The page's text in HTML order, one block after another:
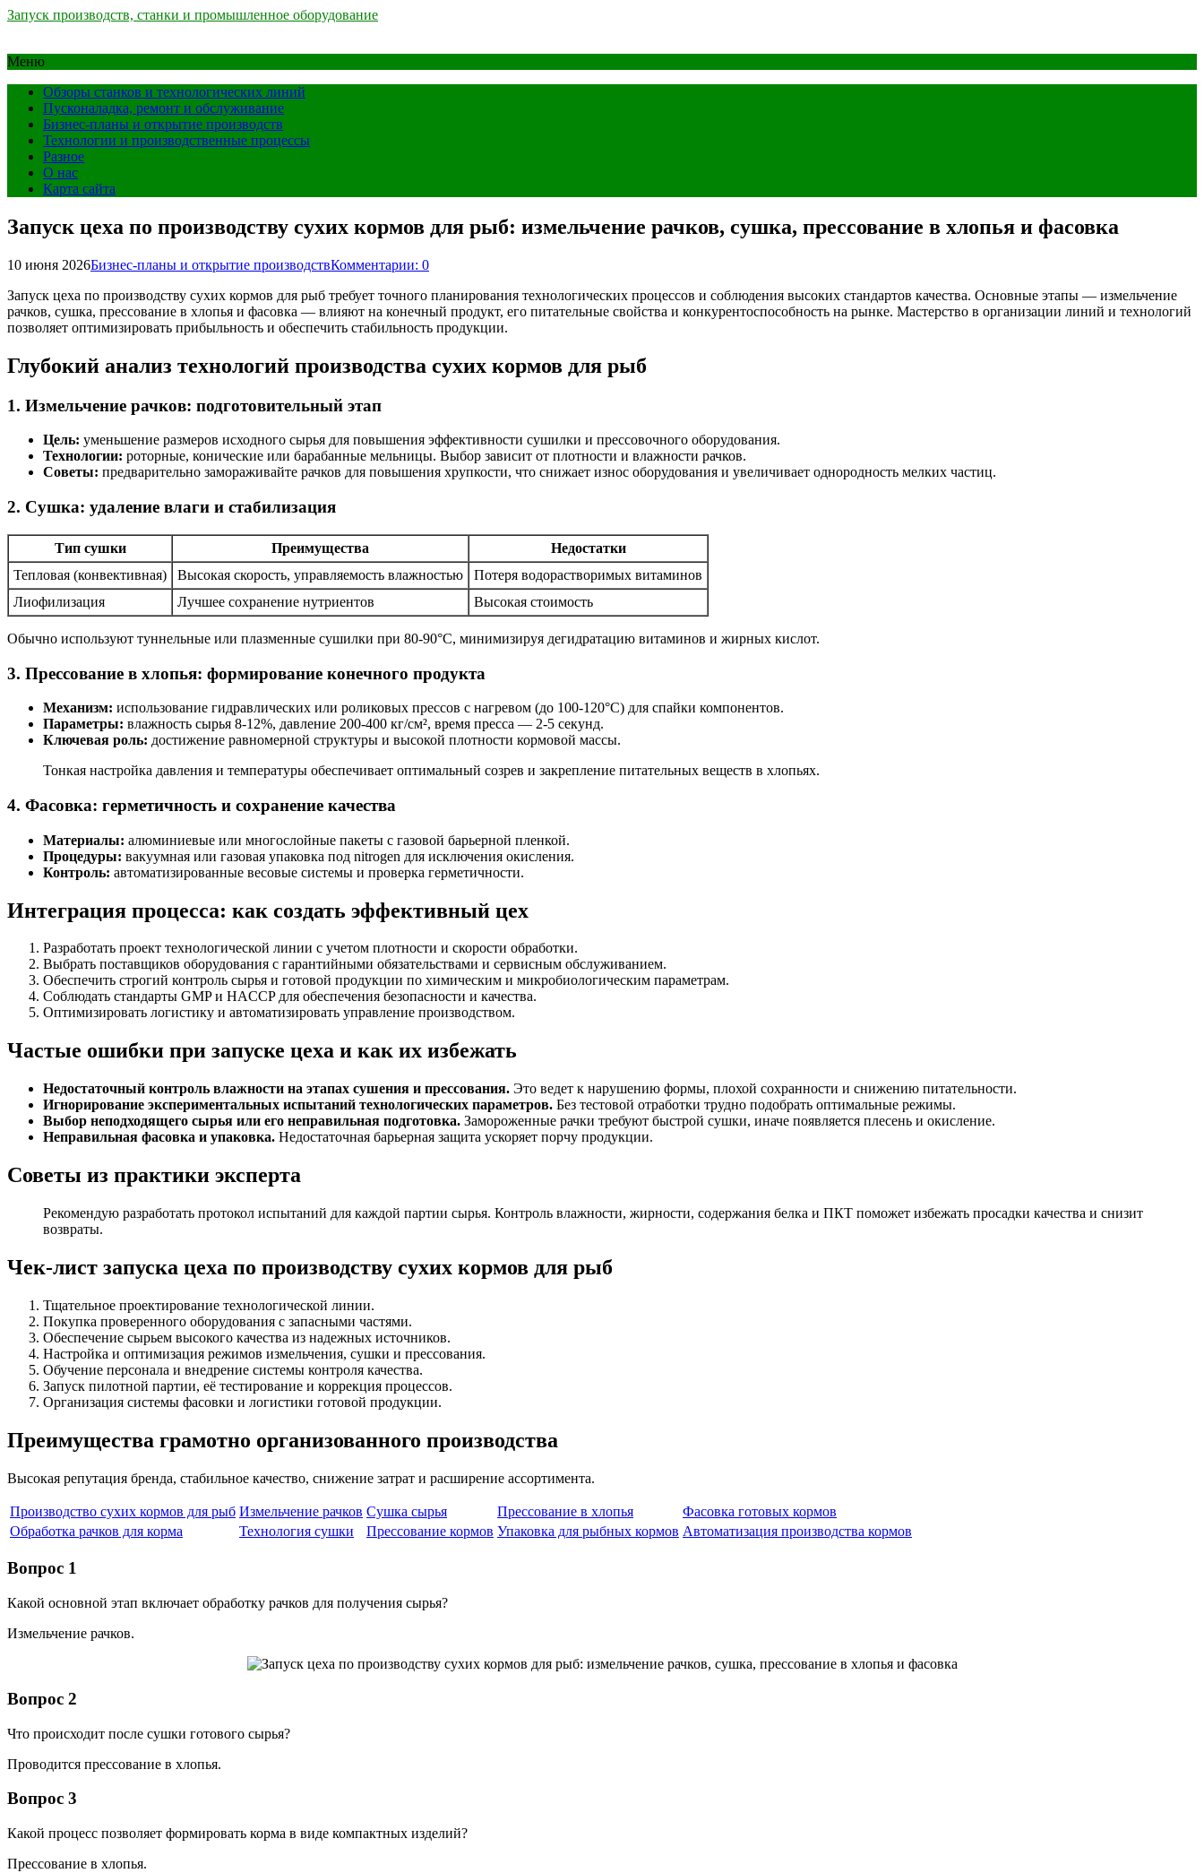
Запуск производств, станки и промышленное оборудование
Меню
Обзоры станков и технологических линий
Пусконаладка, ремонт и обслуживание
Бизнес-планы и открытие производств
Технологии и производственные процессы
Разное
О нас
Карта сайта
Запуск цеха по производству сухих кормов для рыб: измельчение рачков, сушка, прессование в хлопья и фасовка
10 июня 2026Бизнес-планы и открытие производствКомментарии: 0
Запуск цеха по производству сухих кормов для рыб требует точного планирования технологических процессов и соблюдения высоких стандартов качества. Основные этапы — измельчение
рачков, сушка, прессование в хлопья и фасовка — влияют на конечный продукт, его питательные свойства и конкурентоспособность на рынке. Мастерство в организации линий и технологий
позволяет оптимизировать прибыльность и обеспечить стабильность продукции.
Глубокий анализ технологий производства сухих кормов для рыб
1. Измельчение рачков: подготовительный этап
Цель: уменьшение размеров исходного сырья для повышения эффективности сушилки и прессовочного оборудования.
Технологии: роторные, конические или барабанные мельницы. Выбор зависит от плотности и влажности рачков.
Советы: предварительно замораживайте рачков для повышения хрупкости, что снижает износ оборудования и увеличивает однородность мелких частиц.
2. Сушка: удаление влаги и стабилизация
Тип сушки Преимущества
Недостатки
Тепловая (конвективная)
Высокая скорость, управляемость влажностью
Потеря водорастворимых витаминов
Лиофилизация
Лучшее сохранение нутриентов Высокая стоимость
Обычно используют туннельные или плазменные сушилки при 80-90°C, минимизируя дегидратацию витаминов и жирных кислот.
3. Прессование в хлопья: формирование конечного продукта
Механизм: использование гидравлических или роликовых прессов с нагревом (до 100-120°C) для спайки компонентов.
Параметры: влажность сырья 8-12%, давление 200-400 кг/см², время пресса — 2-5 секунд.
Ключевая роль: достижение равномерной структуры и высокой плотности кормовой массы.
Тонкая настройка давления и температуры обеспечивает оптимальный созрев и закрепление питательных веществ в хлопьях.
4. Фасовка: герметичность и сохранение качества
Материалы: алюминиевые или многослойные пакеты с газовой барьерной пленкой.
Процедуры: вакуумная или газовая упаковка под nitrogen для исключения окисления.
Контроль: автоматизированные весовые системы и проверка герметичности.
Интеграция процесса: как создать эффективный цех
Разработать проект технологической линии с учетом плотности и скорости обработки.
Выбрать поставщиков оборудования с гарантийными обязательствами и сервисным обслуживанием.
Обеспечить строгий контроль сырья и готовой продукции по химическим и микробиологическим параметрам.
Соблюдать стандарты GMP и HACCP для обеспечения безопасности и качества.
Оптимизировать логистику и автоматизировать управление производством.
Частые ошибки при запуске цеха и как их избежать
Недостаточный контроль влажности на этапах сушения и прессования. Это ведет к нарушению формы, плохой сохранности и снижению питательности.
Игнорирование экспериментальных испытаний технологических параметров. Без тестовой отработки трудно подобрать оптимальные режимы.
Выбор неподходящего сырья или его неправильная подготовка. Замороженные рачки требуют быстрой сушки, иначе появляется плесень и окисление.
Неправильная фасовка и упаковка. Недостаточная барьерная защита ускоряет порчу продукции.
Советы из практики эксперта
Рекомендую разработать протокол испытаний для каждой партии сырья. Контроль влажности, жирности, содержания белка и ПКТ поможет избежать просадки качества и снизит
возвраты.
Чек-лист запуска цеха по производству сухих кормов для рыб
Тщательное проектирование технологической линии.
Покупка проверенного оборудования с запасными частями.
Обеспечение сырьем высокого качества из надежных источников.
Настройка и оптимизация режимов измельчения, сушки и прессования.
Обучение персонала и внедрение системы контроля качества.
Запуск пилотной партии, её тестирование и коррекция процессов.
Организация системы фасовки и логистики готовой продукции.
Преимущества грамотно организованного производства
Высокая репутация бренда, стабильное качество, снижение затрат и расширение ассортимента.
Производство сухих кормов для рыб Измельчение рачков Сушка сырья Прессование в хлопья
Фасовка готовых кормов
Обработка рачков для корма
Технология сушки Прессование кормов Упаковка для рыбных кормов Автоматизация производства кормов
Вопрос 1
Какой основной этап включает обработку рачков для получения сырья?
Измельчение рачков.
Вопрос 2
Что происходит после сушки готового сырья?
Проводится прессование в хлопья.
Вопрос 3
Какой процесс позволяет формировать корма в виде компактных изделий?
Прессование в хлопья.